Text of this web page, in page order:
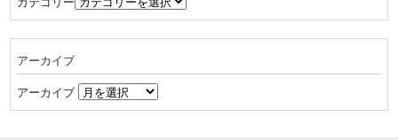
アーカイブ
アーカイブ